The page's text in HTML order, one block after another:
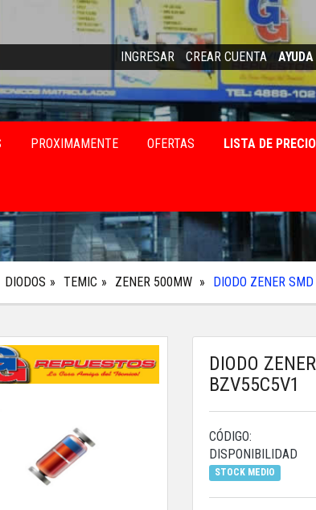
INGRESAR CREAR CUENTA AYUDA
PROXIMAMENTE OFERTAS LISTA DE
DIODOS TEMIC ZENER 500MW DIODO ZENER
DIODO
BZV55C5V1
CÓDIGO:
DISPONIBILIDAD
STOCK MEDIO